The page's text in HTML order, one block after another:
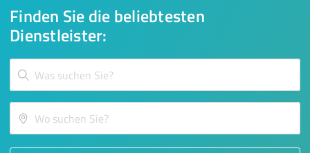
Finden Sie die beliebtesten
Dienstleister: